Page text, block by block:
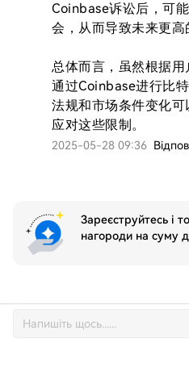
Coinbase诉讼后，可
会，从而导致未来更高
总体而言，虽然根据
通过Coinbase进行比
法规和市场条件变化
应对这些限制。
2025-05-28 09:36
Зареєструйтесь і
нагороди на суму